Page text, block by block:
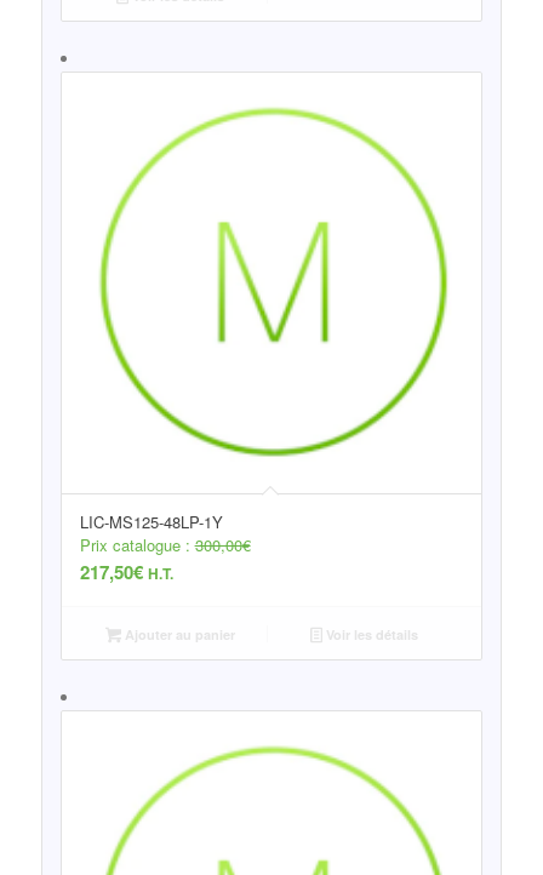
LIC-MS125-48LP-1Y
Prix catalogue :300,00€
217,50€ H.T.
Ajouter au panier Voir les détails